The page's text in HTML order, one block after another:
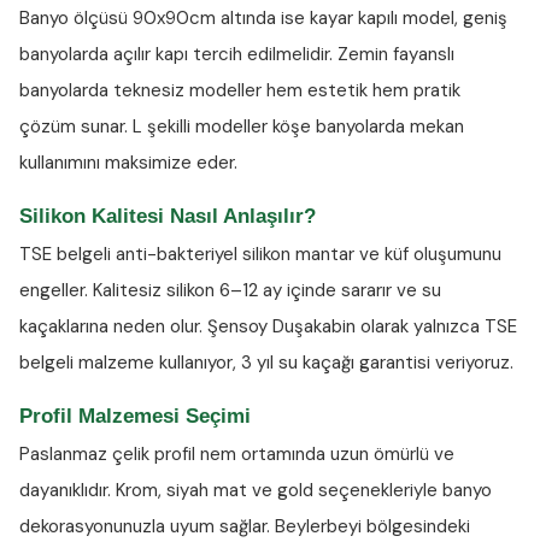
Banyo ölçüsü 90x90cm altında ise kayar kapılı model, geniş
banyolarda açılır kapı tercih edilmelidir. Zemin fayanslı
banyolarda teknesiz modeller hem estetik hem pratik
çözüm sunar. L şekilli modeller köşe banyolarda mekan
kullanımını maksimize eder.
Silikon Kalitesi Nasıl Anlaşılır?
TSE belgeli anti-bakteriyel silikon mantar ve küf oluşumunu
engeller. Kalitesiz silikon 6–12 ay içinde sararır ve su
kaçaklarına neden olur. Şensoy Duşakabin olarak yalnızca TSE
belgeli malzeme kullanıyor, 3 yıl su kaçağı garantisi veriyoruz.
Profil Malzemesi Seçimi
Paslanmaz çelik profil nem ortamında uzun ömürlü ve
dayanıklıdır. Krom, siyah mat ve gold seçenekleriyle banyo
dekorasyonunuzla uyum sağlar. Beylerbeyi bölgesindeki